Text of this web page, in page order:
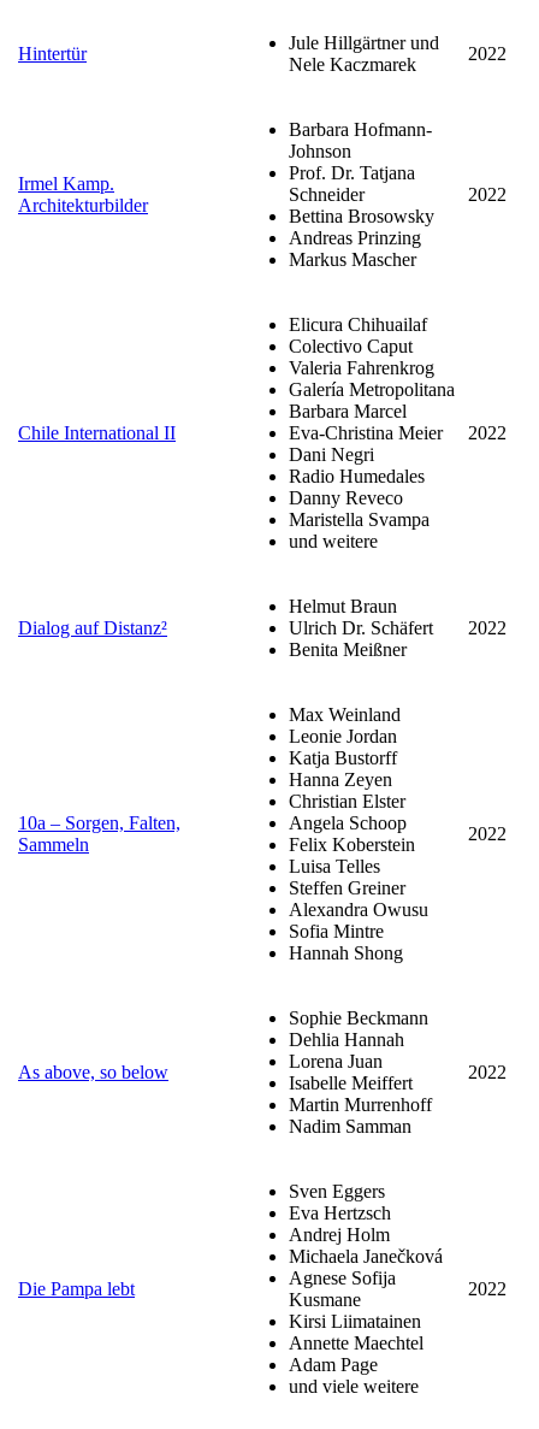
Hintertür
Jule Hillgärtner und
Nele Kaczmarek
2022
Irmel Kamp.
Architekturbilder
Barbara Hofmann-
Johnson
Prof. Dr. Tatjana
Schneider
Bettina Brosowsky
Andreas Prinzing
Markus Mascher
2022
Chile International II
Elicura Chihuailaf
Colectivo Caput
Valeria Fahrenkrog
Galería Metropolitana
Barbara Marcel
Eva-Christina Meier
Dani Negri
Radio Humedales
Danny Reveco
Maristella Svampa
und weitere
2022
Dialog auf Distanz²
Helmut Braun
Ulrich Dr. Schäfert
Benita Meißner
2022
10a – Sorgen, Falten,
Sammeln
Max Weinland
Leonie Jordan
Katja Bustorff
Hanna Zeyen
Christian Elster
Angela Schoop
Felix Koberstein
Luisa Telles
Steffen Greiner
Alexandra Owusu
Sofia Mintre
Hannah Shong
2022
As above, so below
Sophie Beckmann
Dehlia Hannah
Lorena Juan
Isabelle Meiffert
Martin Murrenhoff
Nadim Samman
2022
Die Pampa lebt
Sven Eggers
Eva Hertzsch
Andrej Holm
Michaela Janečková
Agnese Sofija
Kusmane
Kirsi Liimatainen
Annette Maechtel
Adam Page
und viele weitere
2022